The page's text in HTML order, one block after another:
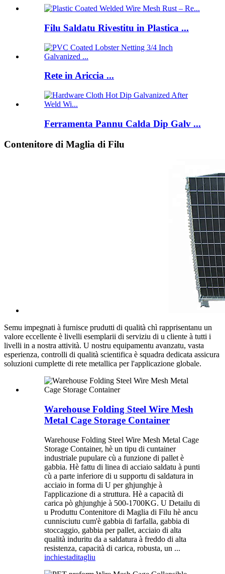
Filu Saldatu Rivestitu in Plastica ...
Rete in Ariccia ...
Ferramenta Pannu Calda Dip Galv ...
Contenitore di Maglia di Filu
Semu impegnati à furnisce prudutti di qualità chì rapprisentanu un
valore eccellente è livelli esemplarii di serviziu di u cliente à tutti i
livelli in a nostra attività. U nostru equipamentu avanzatu, vasta
esperienza, controlli di qualità scientifica è squadra dedicata assicura
soluzioni cumplette di rete metallica per l'applicazione globale.
Warehouse Folding Steel Wire Mesh
Metal Cage Storage Container
Warehouse Folding Steel Wire Mesh Metal Cage
Storage Container, hè un tipu di cuntainer
industriale pupulare cù a funzione di pallet è
gabbia. Hè fattu di linea di acciaio saldatu à punti
cù a parte inferiore di u supportu di saldatura in
acciaio in forma di U per ghjunghje à
l'applicazione di a struttura. Hè a capacità di
carica pò ghjunghje à 500-1700KG. U Detailu di
u Produttu Contenitore di Maglia di Filu hè ancu
cunnisciutu cum'è gabbia di farfalla, gabbia di
stoccaggio, gabbia per pallet, acciaio di alta
qualità induritu da a saldatura à freddo di alta
resistenza, capacità di carica, robusta, un ...
inchiestaditagliu